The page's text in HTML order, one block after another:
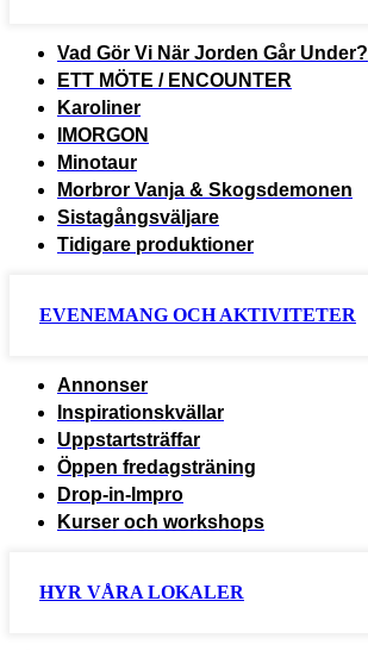
Vad Gör Vi När Jorden Går Under?
ETT MÖTE / ENCOUNTER
Karoliner
IMORGON
Minotaur
Morbror Vanja & Skogsdemonen
Sistagångsväljare
Tidigare produktioner
EVENEMANG OCH AKTIVITETER
Annonser
Inspirationskvällar
Uppstartsträffar
Öppen fredagsträning
Drop-in-Impro
Kurser och workshops
HYR VÅRA LOKALER